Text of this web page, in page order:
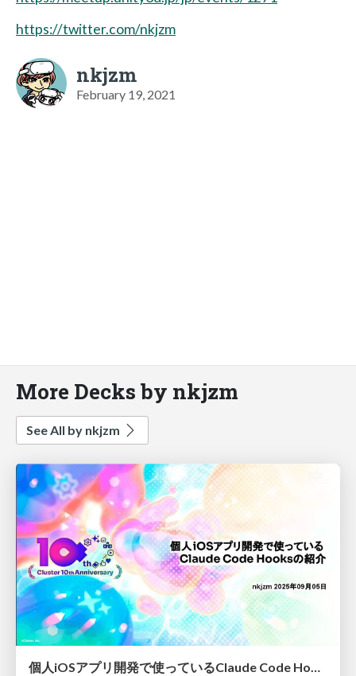
https://twitter.com/nkjzm
nkjzm
February 19, 2021
More Decks by nkjzm
See All by nkjzm
個人iOSアプリ開発で使っているClaude Code Hooksの紹介